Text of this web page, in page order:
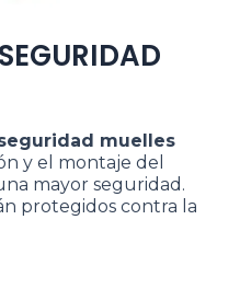
muelles
y el montaje del
mayor seguridad.
protegidos contra la